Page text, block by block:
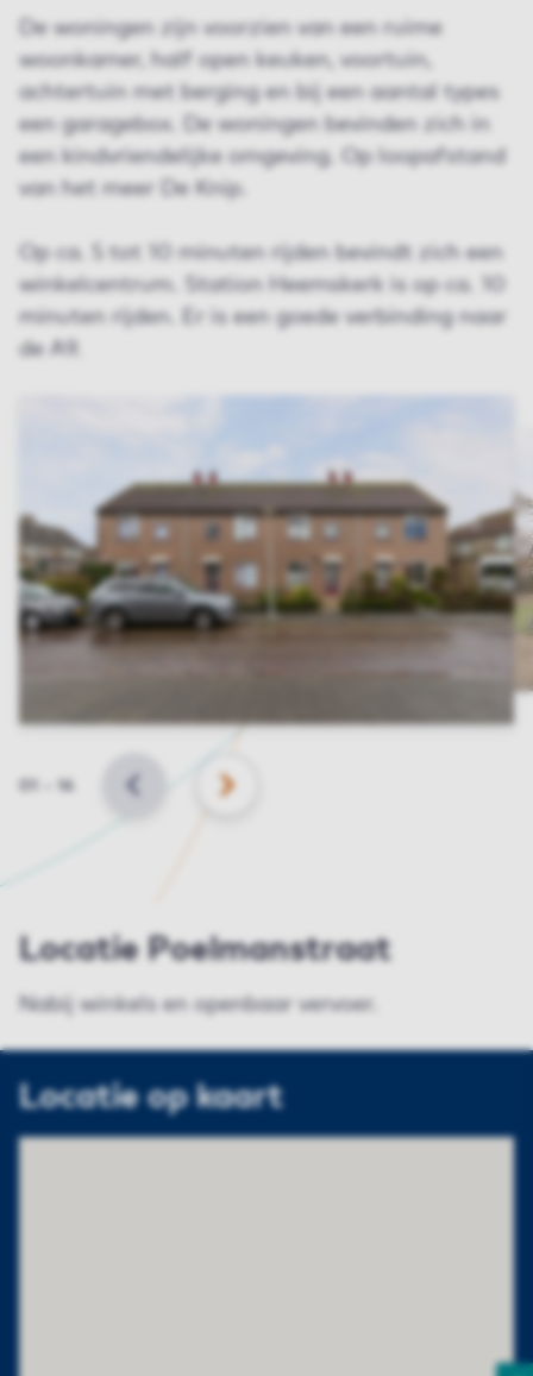
De woningen zijn voorzien van een ruime
woonkamer, half open keuken, voortuin,
achtertuin met berging en bij een aantal types
een garagebox. De woningen bevinden zich in
een kindvriendelijke omgeving. Op loopafstand
van het meer De Knip.
Op ca. 5 tot 10 minuten rijden bevindt zich een
winkelcentrum. Station Heemskerk is op ca. 10
minuten rijden. Er is een goede verbinding naar
de A9.
Slide
VORIGE VOLGENDE
Locatie Poelmanstraat
Nabij winkels en openbaar vervoer.
Locatie op kaart